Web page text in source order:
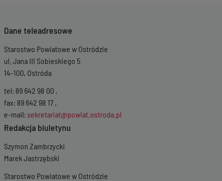
Dane teleadresowe
Starostwo Powiatowe w Ostródzie
ul. Jana III Sobieskiego 5
14-100, Ostróda
tel: 89 642 98 00 ,
fax: 89 642 98 17 ,
e-mail: sekretariat@powiat.ostroda.pl
Redakcja biuletynu
Szymon Zambrzycki
Marek Jastrzębski
Starostwo Powiatowe w Ostródzie